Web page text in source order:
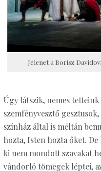
Jelenet a Borisz
Úgy látszik, nemes
szemfényvesztő
színház által is méltán
hozta, Isten hozta őket.
ki nem mondott szavakat
vándorló tömegek léptei,